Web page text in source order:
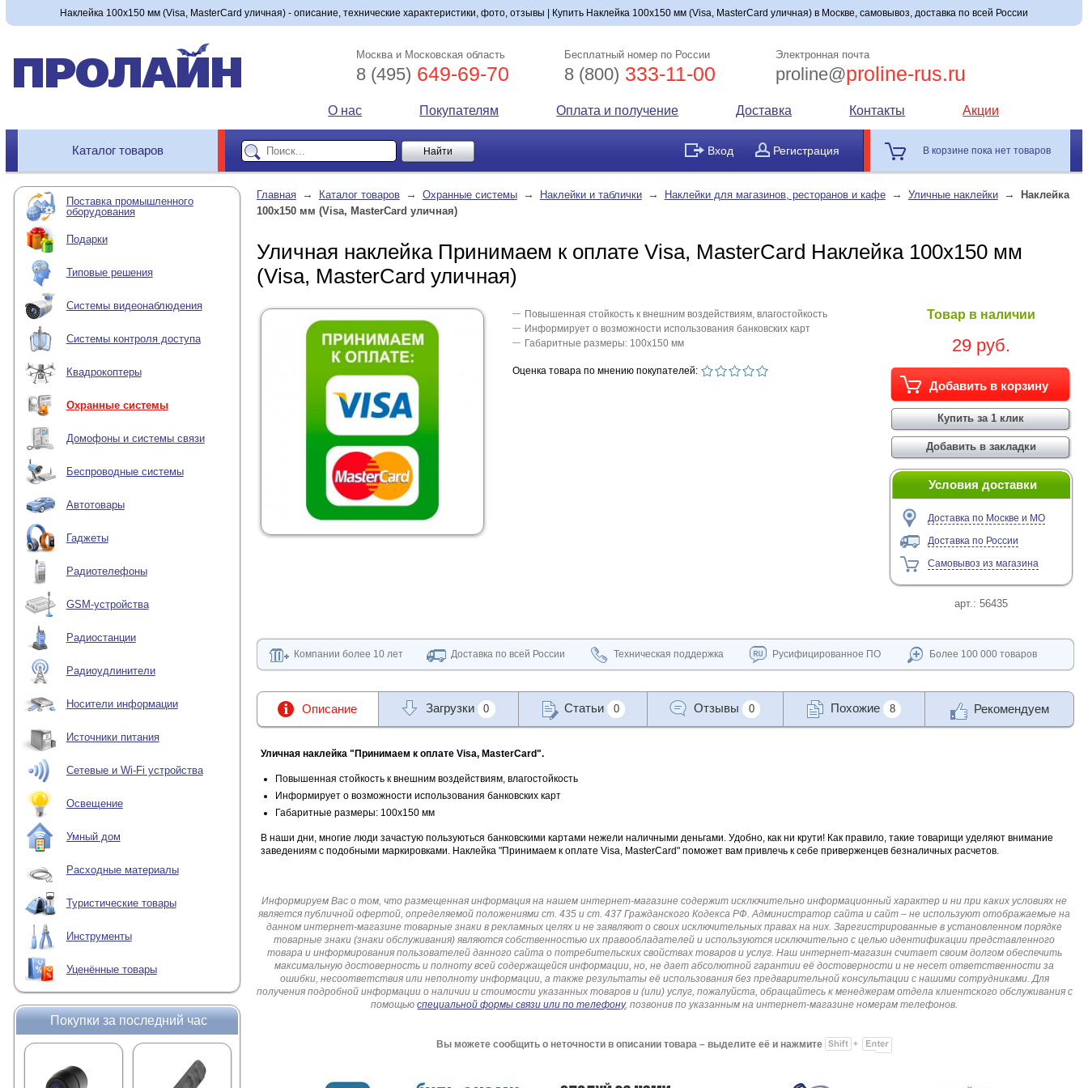
Наклейка 100х150 мм (Visa, MasterCard уличная) - описание, технические характеристики, фото, отзывы | Купить Наклейка 100х150 мм (Visa, MasterCard уличная) в Москве, самовывоз, доставка по всей России
Москва и Московская область
8 (495) 649-69-70
Бесплатный номер по России
8 (800) 333-11-00
Электронная почта
proline@proline-rus.ru
О нас Покупателям Оплата и получение Доставка Контакты Акции
Каталог товаров Вход Регистрация В корзине пока нет товаров
Поставка промышленного
оборудования
Подарки
Типовые решения
Системы видеонаблюдения
Системы контроля доступа
Квадрокоптеры
Охранные системы
Домофоны и системы связи
Беспроводные системы
Автотовары
Гаджеты
Радиотелефоны
GSM-устройства
Радиостанции
Радиоудлинители
Носители информации
Источники питания
Сетевые и Wi-Fi устройства
Освещение
Умный дом
Расходные материалы
Туристические товары
Инструменты
Уценённые товары
Покупки за последний час
Главная → Каталог товаров → Охранные системы → Наклейки и таблички → Наклейки для магазинов, ресторанов и кафе → Уличные наклейки →
Наклейка
100х150 мм (Visa, MasterCard уличная)
Уличная наклейка Принимаем к оплате Visa, MasterCard Наклейка 100х150 мм
(Visa, MasterCard уличная)
Повышенная стойкость к внешним воздействиям, влагостойкость
Информирует о возможности использования банковских карт
Габаритные размеры: 100х150 мм
Оценка товара по мнению покупателей:
Товар в наличии
29 руб.
Условия доставки
Доставка по Москве и МО
Доставка по России
Самовывоз из магазина
арт.: 56435
Компании более 10 лет Доставка по всей России Техническая поддержка Русифицированное ПО Более 100 000 товаров
Описание Загрузки 0 Статьи 0 Отзывы 0 Похожие 8 Рекомендуем
Уличная наклейка "Принимаем к оплате Visa, MasterCard".
Повышенная стойкость к внешним воздействиям, влагостойкость
Информирует о возможности использования банковских карт
Габаритные размеры: 100х150 мм
В наши дни, многие люди зачастую пользуються банковскими картами нежели наличными деньгами. Удобно, как ни крути! Как правило, такие товарищи уделяют внимание
заведениям с подобными маркировками. Наклейка "Принимаем к оплате Visa, MasterCard" поможет вам привлечь к себе приверженцев безналичных расчетов.
Информируем Вас о том, что размещенная информация на нашем интернет-магазине содержит исключительно информационный характер и ни при каких условиях не
является публичной офертой, определяемой положениями ст. 435 и ст. 437 Гражданского Кодекса РФ. Администратор сайта и сайт – не используют отображаемые на
данном интернет-магазине товарные знаки в рекламных целях и не заявляют о своих исключительных правах на них. Зарегистрированные в установленном порядке
товарные знаки (знаки обслуживания) являются собственностью их правообладателей и используются исключительно с целью идентификации представленного
товара и информирования пользователей данного сайта о потребительских свойствах товаров и услуг. Наш интернет-магазин считает своим долгом обеспечить
максимальную достоверность и полноту всей содержащейся информации, но, не дает абсолютной гарантии её достоверности и не несет ответственности за
ошибки, несоответствия или неполноту информации, а также результаты её использования без предварительной консультации с нашими сотрудниками. Для
получения подробной информации о наличии и стоимости указанных товаров и (или) услуг, пожалуйста, обращайтесь к менеджерам отдела клиентского обслуживания с
помощьюспециальной формы связи или по телефону, позвонив по указанным на интернет-магазине номерам телефонов.
Вы можете сообщить о неточности в описании товара – выделите её и нажмите